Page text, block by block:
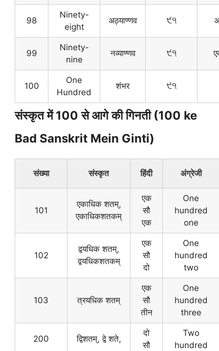
98
Ninety-
eight
अठ्याण्णव ੯੧
99
Ninety-
nine
नव्याण्णव ੯੧
100
One
Hundred
शंभर ੯੧
संस्कृत में 100 से आगे की गिनती (100 ke
Bad Sanskrit Mein Ginti)
संख्या संस्कृत हिंदी अंग्रेजी
101
एकाधिक शतम्,
एकाधिकशतकम्
एक
सौ
एक
One
hundred
one
102
द्वयधिक शतम्,
द्वयधिकशतकम्
एक
सौ
दो
One
hundred
two
103 त्रयधिक शतम्
एक
सौ
तीन
One
hundred
three
200 द्विशतम्, द्वे शते,
दो
सौ
Two
hundred